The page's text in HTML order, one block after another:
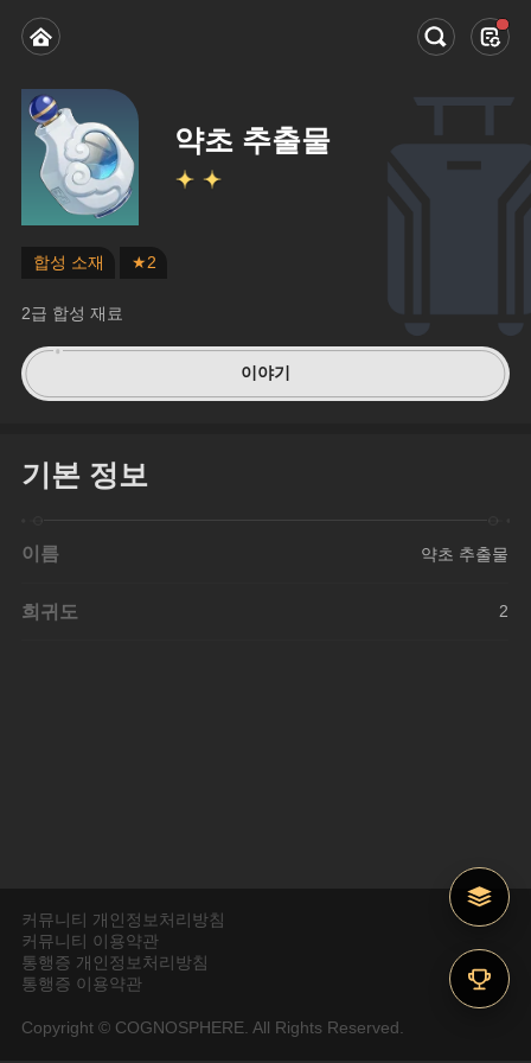
약초 추출물
합성 소재 ★2
2급 합성 재료
이야기
기본 정보
이름 약초 추출물
희귀도 2
커뮤니티 개인정보처리방침
커뮤니티 이용약관
통행증 개인정보처리방침
통행증 이용약관
Copyright © COGNOSPHERE. All Rights Reserved.